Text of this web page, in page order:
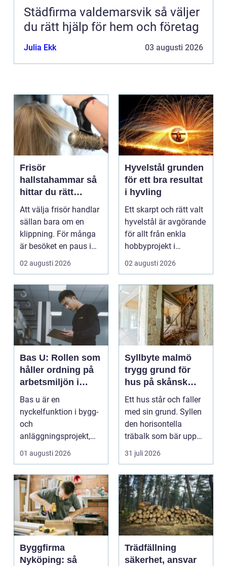
Städfirma valdemarsvik så väljer
du rätt hjälp för hem och företag
Julia Ekk 03 augusti 2026
Frisör
hallstahammar så
hittar du rätt
salong för stil,
kvalitet och känsla
Att välja frisör handlar
sällan bara om en
klippning. För många
är besöket en paus i
vardagen, ett s...
02 augusti 2026
Hyvelstål grunden
för ett bra resultat
i hyvling
Ett skarpt och rätt valt
hyvelstål är avgörande
för allt från enkla
hobbyprojekt i
verkstaden till k...
02 augusti 2026
Bas U: Rollen som
håller ordning på
arbetsmiljön i
byggprojekt
Bas u är en
nyckelfunktion i bygg-
och
anläggningsprojekt,
med ansvar för att
arbetsm...
01 augusti 2026
Syllbyte malmö
trygg grund för
hus på skånsk
mark
Ett hus står och faller
med sin grund. Syllen
den horisontella
träbalk som bär upp
väggarna mot pla...
31 juli 2026
Byggfirma
Nyköping: så
Trädfällning
säkerhet, ansvar